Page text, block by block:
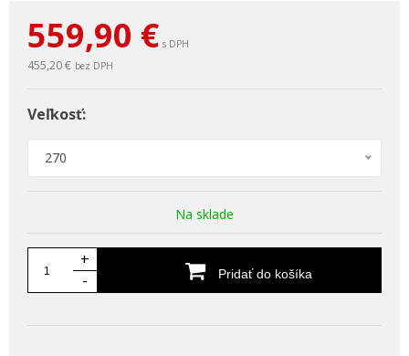
559,90 € s DPH
455,20 € bez DPH
Veľkosť:
270
Na sklade
+
-
Pridať do košíka